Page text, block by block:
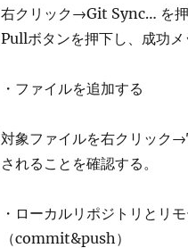
右クリック→Git Sync…​ を押
Pullボタンを押下し、成功メ
・ファイルを追加する
対象ファイルを右クリッ
されることを確認する。
・ローカルリポジトリとリ
（commit&push）